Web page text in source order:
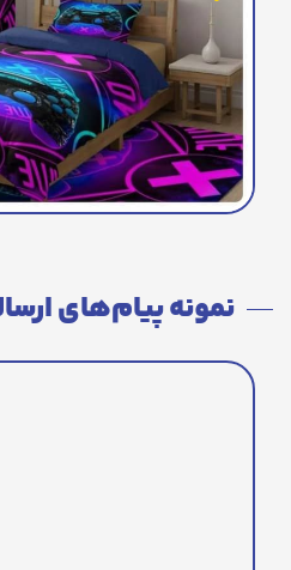
نمونه پیام‌های